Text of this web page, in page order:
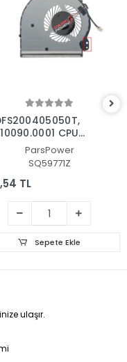
CPU
- İşlemci Fanı
ParsPower
SQ59771Z
TL
Sepete Ekle
ulaşır.